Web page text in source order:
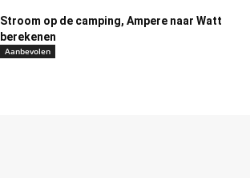
Stroom op de camping, Ampere naar Watt
berekenen
Aanbevolen